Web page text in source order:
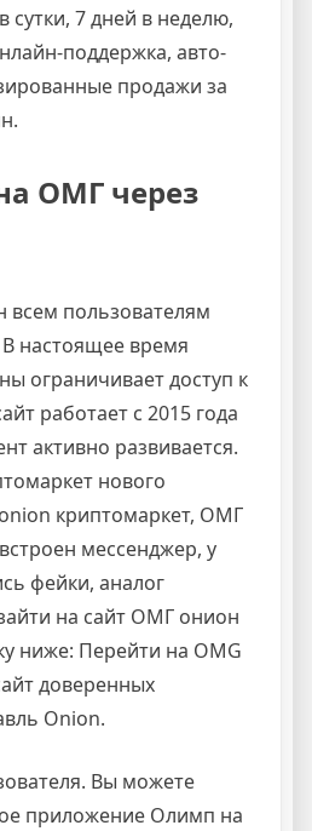
сутки, 7 дней в неделю,
поддержка, авто-
продажи за
ОМГ через
всем пользователям
настоящее время
ограничивает доступ к
работает с 2015 года
активно развивается.
нового
криптомаркет, ОМГ
мессенджер, у
фейки, аналог
на сайт ОМГ онион
ниже: Перейти на OMG
доверенных
Onion.
Вы можете
приложение Олимп на